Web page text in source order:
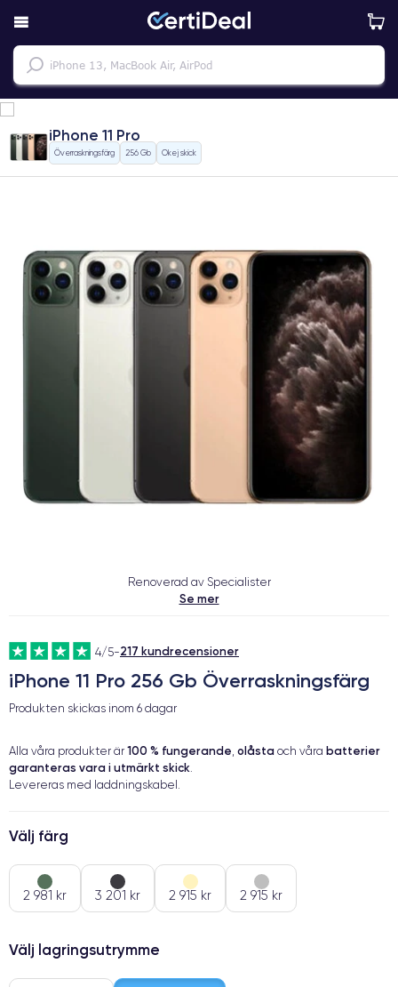
iPhone 11 Pro
Överraskningsfärg 256 Gb Okej skick
Renoverad av Specialister
Se mer
4/5-217 kundrecensioner
iPhone 11 Pro 256 Gb Överraskningsfärg
Produkten skickas inom 6 dagar
Alla våra produkter är 100 % fungerande, olåsta och våra batterier
garanteras vara i utmärkt skick.
Levereras med laddningskabel.
Välj färg
2 981 kr 3 201 kr 2 915 kr 2 915 kr
Välj lagringsutrymme